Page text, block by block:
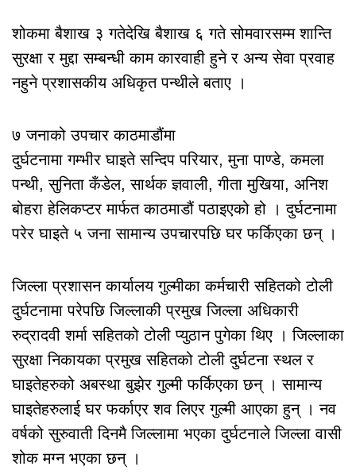
शोकमा बैशाख ३ गतेदेखि बैशाख ६ गते सोमवारसम्म शान्ति
सुरक्षा र मुद्दा सम्बन्धी काम कारवाही हुने र अन्य सेवा प्रवाह
नहुने प्रशासकीय अधिकृत पन्थीले बताए ।
७ जनाको उपचार काठमाडौंमा
दुर्घटनामा गम्भीर घाइते सन्दिप परियार, मुना पाण्डे, कमला
पन्थी, सुनिता कँडेल, सार्थक ज्ञवाली, गीता मुखिया, अनिश
बोहरा हेलिकप्टर मार्फत काठमाडौं पठाइएको हो । दुर्घटनामा
परेर घाइते ५ जना सामान्य उपचारपछि घर फर्किएका छन् ।
जिल्ला प्रशासन कार्यालय गुल्मीका कर्मचारी सहितको टोली
दुर्घटनामा परेपछि जिल्लाकी प्रमुख जिल्ला अधिकारी
रुद्रादवी शर्मा सहितको टोली प्युठान पुगेका थिए । जिल्लाका
सुरक्षा निकायका प्रमुख सहितको टोली दुर्घटना स्थल र
घाइतेहरुको अबस्था बुझेर गुल्मी फर्किएका छन् । सामान्य
घाइतेहरुलाई घर फर्काएर शव लिएर गुल्मी आएका हुन् । नव
वर्षको सुरुवाती दिनमै जिल्लामा भएका दुर्घटनाले जिल्ला वासी
शोक मग्न भएका छन् ।